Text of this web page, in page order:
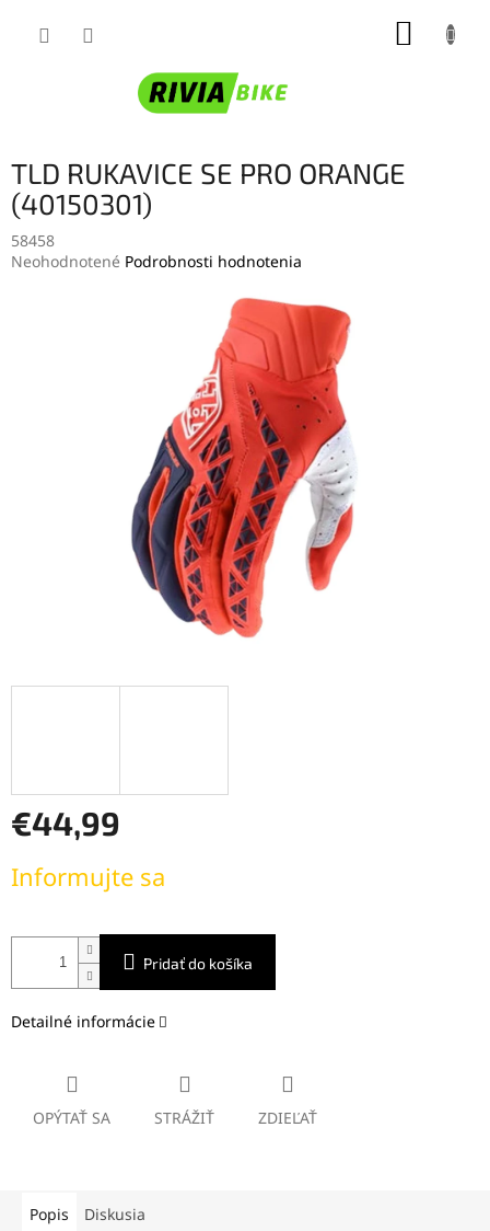
TLD RUKAVICE SE PRO ORANGE
(40150301)
58458
Priemerné
Neohodnotené Podrobnosti hodnotenia
€44,99
cena:
Informujte sa
Pridať do košíka
Detailné informácie
OPÝTAŤ SA STRÁŽIŤ ZDIEĽAŤ
Popis Diskusia